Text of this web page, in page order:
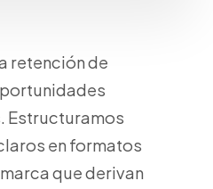
retención de
Estructuramos
en formatos
que derivan